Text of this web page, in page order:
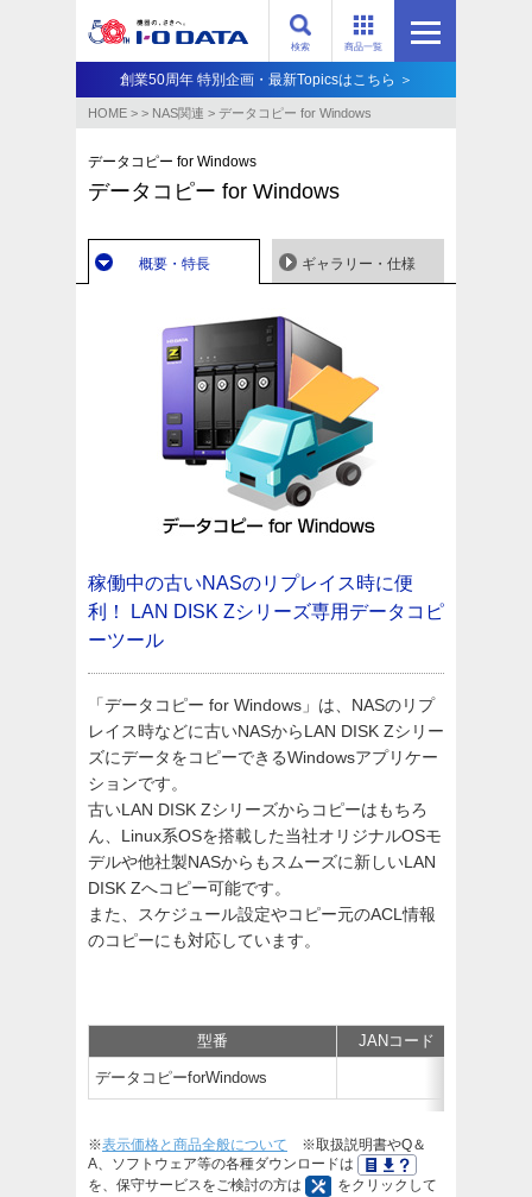
商品一覧
検索
創業50周年 特別企画・最新Topicsはこちら ＞
HOME > > NAS関連 > データコピー for Windows
データコピー for Windows
データコピー for Windows
概要・特長 ギャラリー・仕様
稼働中の古いNASのリプレイス時に便
利！
LAN DISK Zシリーズ専用データコピ
ーツール
「データコピー for Windows」は、NASのリプ
レイス時などに古いNASからLAN DISK Zシリー
ズにデータをコピーできるWindowsアプリケー
ションです。
古いLAN DISK Zシリーズからコピーはもちろ
ん、Linux系OSを搭載した当社オリジナルOSモ
デルや他社製NASからもスムーズに新しいLAN
DISK Zへコピー可能です。
また、スケジュール設定やコピー元のACL情報
のコピーにも対応しています。
型番 JANコード
データコピーforWindows
※表示価格と商品全般について ※取扱説明書やQ＆
A、ソフトウェア等の各種ダウンロードは
を、保守サービスをご検討の方は
をクリックして